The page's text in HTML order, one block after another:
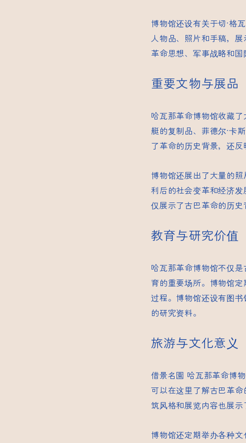
博物馆还设有关于切·格
人物品、照片和手稿，
革命思想、军事战略和国
重要文物与展品
哈瓦那革命博物馆收藏
艇的复制品、菲德尔·卡
了革命的历史背景，还反
博物馆还展出了大量的
利后的社会变革和经济
仅展示了古巴革命的历
教育与研究价值
哈瓦那革命博物馆不仅
育的重要场所。博物馆
过程。博物馆还设有图
的研究资料。
旅游与文化意义
借景名園 哈瓦那革命博
可以在这里了解古巴革
筑风格和展览内容也展示
博物馆还定期举办各种